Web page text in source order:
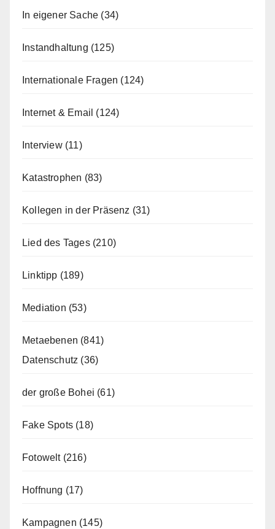
In eigener Sache (34)
Instandhaltung (125)
Internationale Fragen (124)
Internet & Email (124)
Interview(11)
Katastrophen (83)
Kollegen in der Präsenz (31)
Lied des Tages(210)
Linktipp (189)
Mediation (53)
Metaebenen (841)
Datenschutz (36)
der große Bohei (61)
Fake Spots (18)
Fotowelt(216)
Hoffnung (17)
Kampagnen (145)